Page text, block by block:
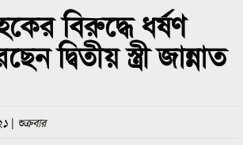
সিলেটে বাংলাদেশ গ্রুপ থিয়েটার
বিরুদ্ধে ধর্ষণ
দ্বিতীয় স্ত্রী জান্নাত
| শুক্রবার